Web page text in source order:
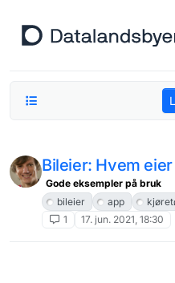
Bileier: Hvem
Gode eksempler på bruk
bileier
app
1
17. jun. 2021, 18:30